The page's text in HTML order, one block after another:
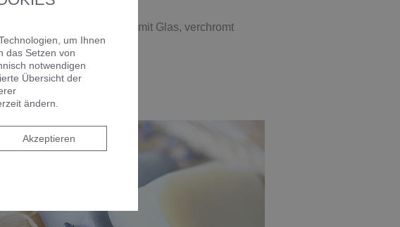
Flüssigseifenspender mit Glas, verchromt
um Ihnen
das Setzen von
notwendigen
Übersicht der
ändern.
Akzeptieren